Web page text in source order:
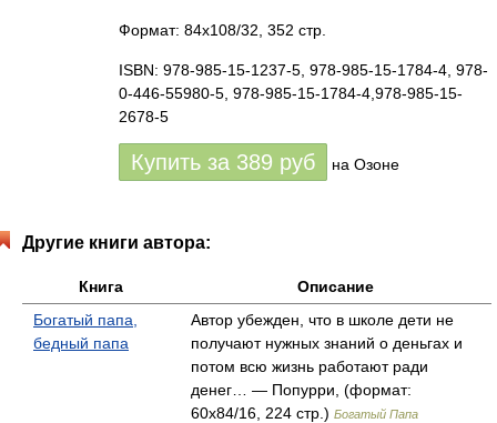
Формат: 84x108/32, 352 стр.
ISBN: 978-985-15-1237-5, 978-985-15-1784-4, 978-
0-446-55980-5, 978-985-15-1784-4,978-985-15-
2678-5
Купить за 389 руб на Озоне
Другие книги автора:
Книга
Описание
Богатый папа,
бедный папа
Автор убежден, что в школе дети не
получают нужных знаний о деньгах и
потом всю жизнь работают ради
денег… — Попурри, (формат:
60x84/16, 224 стр.) Богатый Папа